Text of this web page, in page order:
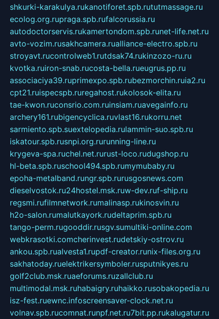
shkurki-karakulya.rukanotiforet.spb.rututmassage.ru
ecolog.org.rupraga.spb.rufalcorussia.ru
autodoctorservis.rukamertondom.spb.runet-life.net.ru
avto-vozim.rusakhcamera.rualliance-electro.spb.ru
stroyavt.rucontrolweb1.rutdsak74.rukinzozo-ru.ru
kvotka.ruiron-snab.rucosta-bella.rueugrus.pp.ru
associaciya39.ruprimexpo.spb.rubezmorchin.ruia2.ru
cpt21.ruispecspb.ruregahost.rukolosok-elita.ru
tae-kwon.ruconsrio.com.ruinsiam.ruavegainfo.ru
archery161.rubigencyclica.ruvlast16.rukorru.net
sarmiento.spb.suextelopedia.rulammin-suo.spb.ru
iskatour.spb.rusnpi.org.rurunning-line.ru
krygeva-spa.ruchel.net.rurust-loco.rudugshop.ru
hl-beta.spb.ruschool494.spb.rumymubaby.ru
epoha-metalband.rungr.spb.rurusgosnews.com
dieselvostok.ru24hostel.msk.ruw-dev.ruf-ship.ru
regsmi.rufilmnetwork.rumalinasp.rukinosvin.ru
h2o-salon.rumalutkayork.rudeltaprim.spb.ru
tango-perm.rugooddir.rusgv.sumultiki-online.com
webkrasotki.comcherinvest.rudetskiy-ostrov.ru
ankou.spb.rualvesta1.rupdf-creator.runix-files.org.ru
sakhatoday.ruelektrikersymboler.rusputnikyes.ru
golf2club.msk.ruaeforums.ruzallclub.ru
multimodal.msk.ruhabaigry.ruhaikko.rusobakopedia.ru
isz-fest.ruewnc.infoscreensaver-clock.net.ru
volnav.spb.rucomnat.runpf.net.ru7bit.pp.rukalugatur.ru